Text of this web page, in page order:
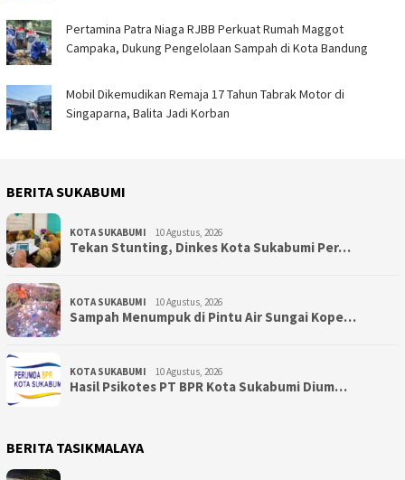
Pertamina Patra Niaga RJBB Perkuat Rumah Maggot
Campaka, Dukung Pengelolaan Sampah di Kota Bandung
Mobil Dikemudikan Remaja 17 Tahun Tabrak Motor di
Singaparna, Balita Jadi Korban
BERITA SUKABUMI
KOTA SUKABUMI 10 Agustus, 2026
Tekan Stunting, Dinkes Kota Sukabumi Per…
KOTA SUKABUMI 10 Agustus, 2026
Sampah Menumpuk di Pintu Air Sungai Kope…
KOTA SUKABUMI 10 Agustus, 2026
Hasil Psikotes PT BPR Kota Sukabumi Dium…
BERITA TASIKMALAYA